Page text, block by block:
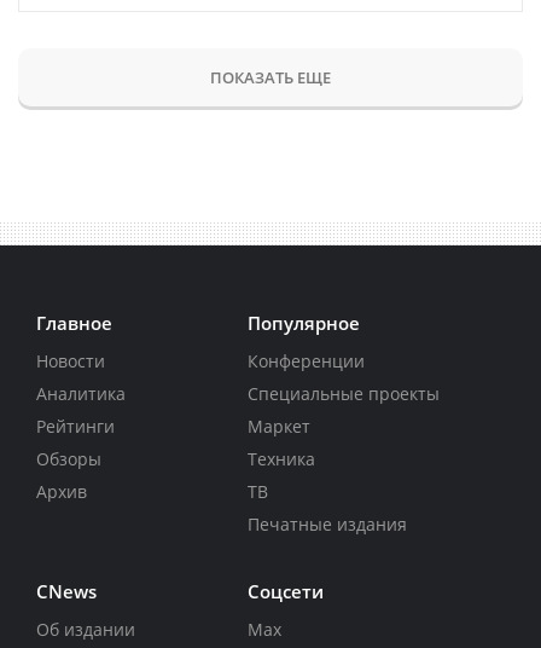
ПОКАЗАТЬ ЕЩЕ
Главное
Новости
Аналитика
Рейтинги
Обзоры
Архив
Популярное
Конференции
Специальные проекты
Маркет
Техника
ТВ
Печатные издания
CNews
Об издании
Соцсети
Max